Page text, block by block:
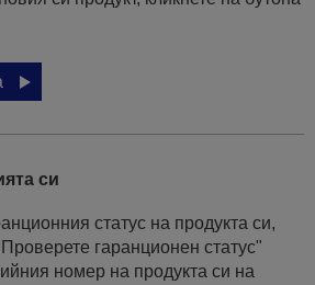
си
статус на продукта си,
гаранционен статус"
номер на продукта си на